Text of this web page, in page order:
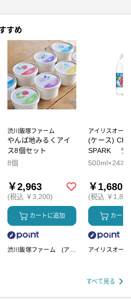
すめ
渋川飯塚ファーム
やんば地みるくアイ
ス8個セット
8個
￥2,963
(税込 ￥3,200)
カートに追加
渋川飯塚ファーム (アイ
アイリスオーヤ
(ケース)
SPARK ラ
500ml×24本
￥1,680
(税込 ￥
カート
アイリスオー
すべて見る